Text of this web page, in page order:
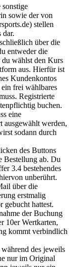
sowie der von
stellen
dar.
über die
entweder die
wählst den Kurs
aus. Hierfür ist
Kundenkontos
frei wählbares
Registrierte
buchen.
eine
ausgewählt werden,
sodann durch
des Buttons
Bestellung ab. Du
3.4 bestehendes
unberührt.
über die
erstmalig
gebucht hattest.
der Buchung
10er Wertkarten,
kommt verbindlich
des jeweils
nur im Original